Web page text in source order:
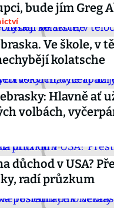
bude jím Greg
Ve škole, v
kolatsche
Hlavně ať
volbách,
důchod v USA?
radí průzkum